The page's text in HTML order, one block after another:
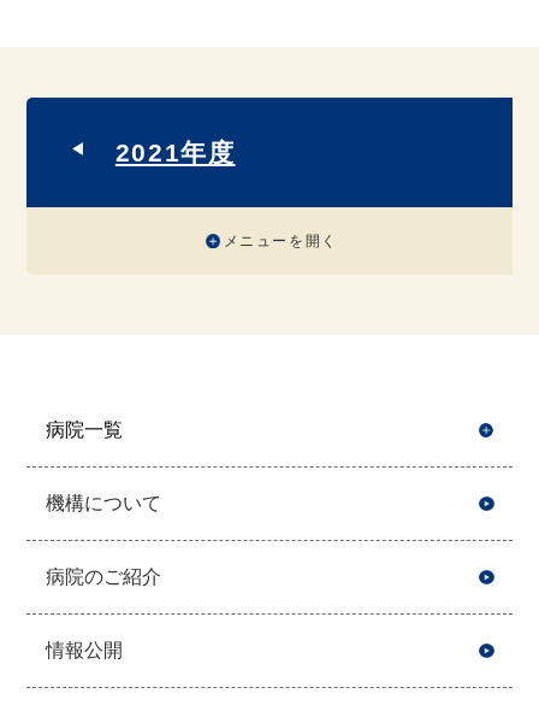
2021年度
メニューを開く
病院一覧
機構について
病院のご紹介
情報公開